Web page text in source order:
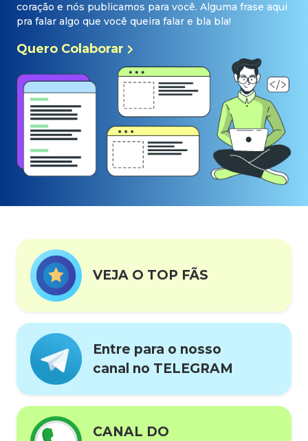
coração e nós publicamos para você. Alguma frase aqui
pra falar algo que você queira falar e bla bla!
Quero Colaborar
VEJA O TOP FÃS
Entre para o nosso
canal no TELEGRAM
CANAL DO